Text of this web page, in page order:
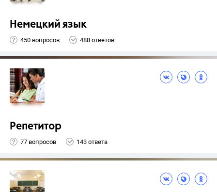
Немецкий язык
450 вопросов 488 ответов
Репетитор
77 вопросов 143 ответа